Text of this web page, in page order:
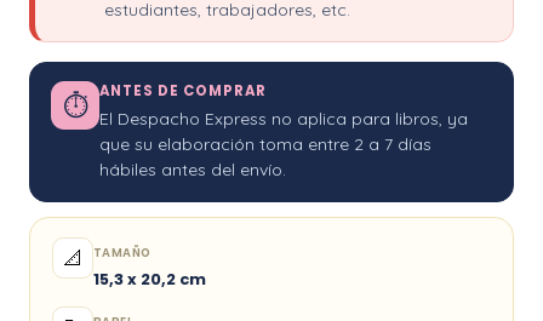
estudiantes, trabajadores, etc.
📐 TAMAÑO
15,3 x 20,2 cm
⏱ ANTES DE COMPRAR
El Despacho Express no aplica para libros, ya
que su elaboración toma entre 2 a 7 días
hábiles antes del envío.